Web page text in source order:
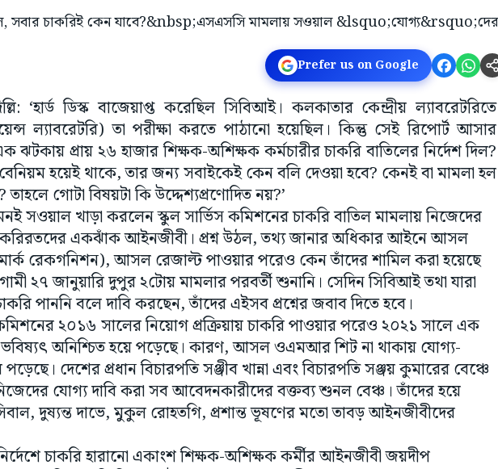
Prefer us on Google
‘হার্ড ডিস্ক বাজেয়াপ্ত করেছিল সিবিআই। কলকাতার কেন্দ্রীয় ল্যাবরেটরিতে
ল্যাবরেটরি) তা পরীক্ষা করতে পাঠানো হয়েছিল। কিন্তু সেই রিপোর্ট আসার
ঝটকায় প্রায় ২৬ হাজার শিক্ষক-অশিক্ষক কর্মচারীর চাকরি বাতিলের নির্দেশ দিল?
বেনিয়ম হয়েই থাকে, তার জন্য সবাইকেই কেন বলি দেওয়া হবে? কেনই বা মামলা হল
গোটা বিষয়টা কি উদ্দেশ্যপ্রণোদিত নয়?’
সওয়াল খাড়া করলেন স্কুল সার্ভিস কমিশনের চাকরি বাতিল মামলায় নিজেদের
একঝাঁক আইনজীবী। প্রশ্ন উঠল, তথ্য জানার অধিকার আইনে আসল
রেকগনিশন), আসল রেজাল্ট পাওয়ার পরেও কেন তাঁদের শামিল করা হয়েছে
২৭ জানুয়ারি দুপুর ২টোয় মামলার পরবর্তী শুনানি। সেদিন সিবিআই তথা যারা
পাননি বলে দাবি করছেন, তাঁদের এইসব প্রশ্নের জবাব দিতে হবে।
২০১৬ সালের নিয়োগ প্রক্রিয়ায় চাকরি পাওয়ার পরেও ২০২১ সালে এক
অনিশ্চিত হয়ে পড়েছে। কারণ, আসল ওএমআর শিট না থাকায় যোগ্য-
দেশের প্রধান বিচারপতি সঞ্জীব খান্না এবং বিচারপতি সঞ্জয় কুমারের বেঞ্চে
যোগ্য দাবি করা সব আবেদনকারীদের বক্তব্য শুনল বেঞ্চ। তাঁদের হয়ে
দুষ্যন্ত দাভে, মুকুল রোহতগি, প্রশান্ত ভূষণের মতো তাবড় আইনজীবীদের
চাকরি হারানো একাংশ শিক্ষক-অশিক্ষক কর্মীর আইনজীবী জয়দীপ